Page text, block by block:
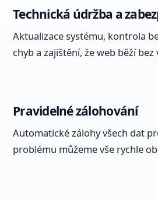
Technická údržba a
Aktualizace systému, kontrola
chyb a zajištění, že web běží bez
Pravidelné zálohování
Automatické zálohy všech dat
problému můžeme vše rychle